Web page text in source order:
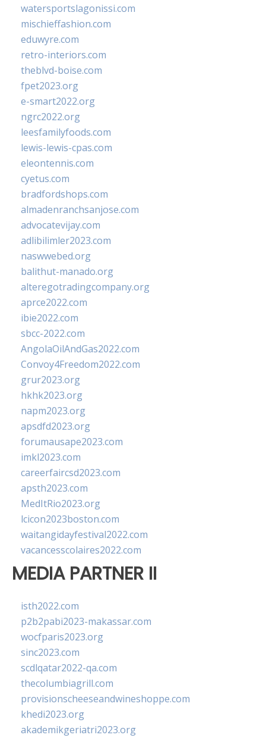
watersportslagonissi.com
mischieffashion.com
eduwyre.com
retro-interiors.com
theblvd-boise.com
fpet2023.org
e-smart2022.org
ngrc2022.org
leesfamilyfoods.com
lewis-lewis-cpas.com
eleontennis.com
cyetus.com
bradfordshops.com
almadenranchsanjose.com
advocatevijay.com
adlibilimler2023.com
naswwebed.org
balithut-manado.org
alteregotradingcompany.org
aprce2022.com
ibie2022.com
sbcc-2022.com
AngolaOilAndGas2022.com
Convoy4Freedom2022.com
grur2023.org
hkhk2023.org
napm2023.org
apsdfd2023.org
forumausape2023.com
imkl2023.com
careerfaircsd2023.com
apsth2023.com
MedItRio2023.org
lcicon2023boston.com
waitangidayfestival2022.com
vacancesscolaires2022.com
MEDIA PARTNER II
isth2022.com
p2b2pabi2023-makassar.com
wocfparis2023.org
sinc2023.com
scdlqatar2022-qa.com
thecolumbiagrill.com
provisionscheeseandwineshoppe.com
khedi2023.org
akademikgeriatri2023.org